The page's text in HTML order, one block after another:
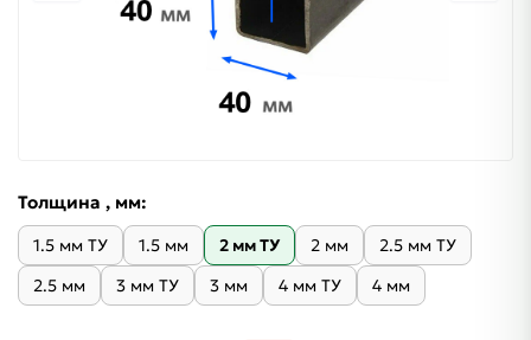
Толщина , мм:
1.5 мм ТУ 1.5 мм 2 мм ТУ 2 мм
2.5 мм ТУ
2.5 мм
3 мм ТУ 3 мм 4 мм ТУ 4 мм